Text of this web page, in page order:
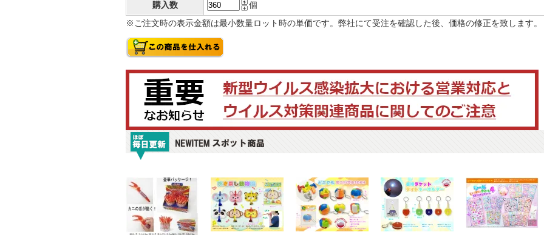
購入数
個
※ご注文時の表示金額は最小数量ロット時の単価です。弊社にて受注を確認した後、価格の修正を致します。